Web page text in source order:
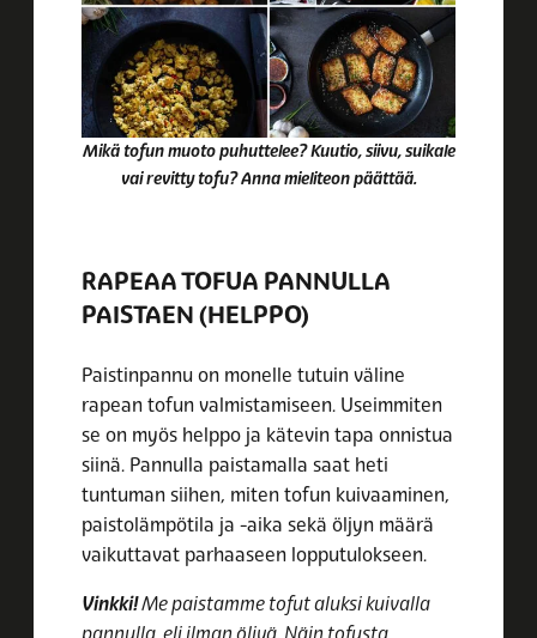
Mikä tofun muoto puhuttelee? Kuutio, siivu, suikale
vai revitty tofu? Anna mieliteon päättää.
RAPEAA TOFUA PANNULLA
PAISTAEN (HELPPO)
Paistinpannu on monelle tutuin väline
rapean tofun valmistamiseen. Useimmiten
se on myös helppo ja kätevin tapa onnistua
siinä. Pannulla paistamalla saat heti
tuntuman siihen, miten tofun kuivaaminen,
paistolämpötila ja -aika sekä öljyn määrä
vaikuttavat parhaaseen lopputulokseen.
Vinkki!Me paistamme tofut aluksi kuivalla